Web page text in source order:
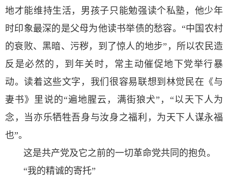
地才能维持生活，男孩子只能勉强读个私塾，他少年
时印象最深的是父母为他读书举债的愁容。“中国农村
的衰败、黑暗、污秽，到了惊人的地步”，所以农民造
反是必然的，到年关时，常主动催促地下党举行暴
动。读着这些文字，我们很容易联想到林觉民在《与
妻书》里说的“遍地腥云，满街狼犬”，“以天下人为
念，当亦乐牺牲吾身与汝身之福利，为天下人谋永福
也”。
这是共产党及它之前的一切革命党共同的抱负。
“我的精诚的寄托”